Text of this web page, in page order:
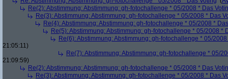
Re(2): Abstimmung: Abstimmung: gh-fotochallenge * 05/2008 * Das
Re(3): Abstimmung: Abstimmung: gh-fotochallenge * 05/2008 * Das
Re(4): Abstimmung: Abstimmung: gh-fotochallenge * 05/2008 *
Re(5): Abstimmung: Abstimmung: gh-fotochallenge * 05/2008 *
Re(6): Abstimmung: Abstimmung: gh-fotochallenge * 05/
21:05:11)
Re(7): Abstimmung: Abstimmung: gh-fotochallenge * 05/
21:09:59)
Re(2): Abstimmung: Abstimmung: gh-fotochallenge * 05/2008 * Das
Re(3): Abstimmung: Abstimmung: gh-fotochallenge * 05/2008 * Das